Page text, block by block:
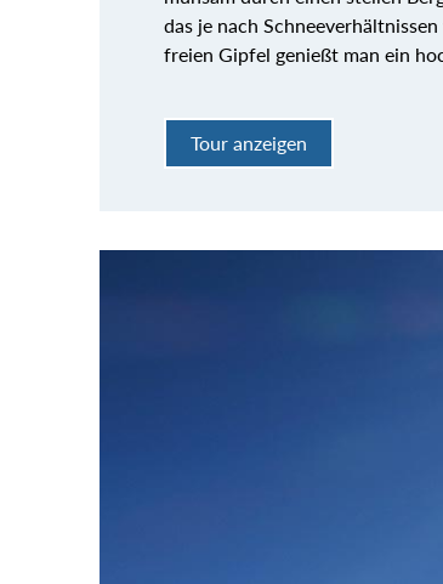
das je nach
freien Gipfel genießt man ein
Tour anzeigen